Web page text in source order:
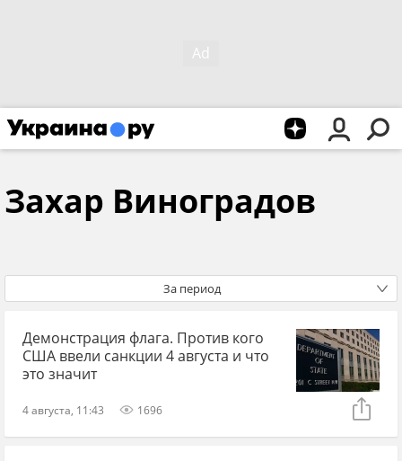
Захар Виноградов
За период
Демонстрация флага. Против кого
США ввели санкции 4 августа и что
это значит
4 августа, 11:43 1696